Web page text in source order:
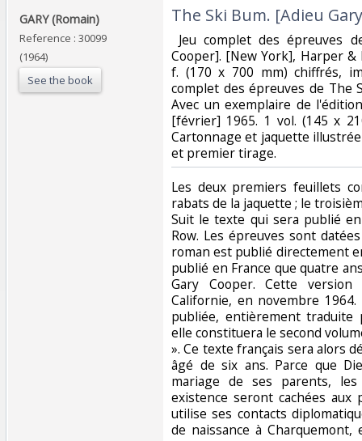
‎GARY (Romain)‎
Reference : 30099
(1964)
See the book
‎The Ski Bum. [Adieu
Jeu complet des épreuves
Cooper]. [New York], Harper &
f. (170 x 700 mm) chiffrés,
complet des épreuves de The
Avec un exemplaire de
[février] 1965. 1 vol. (145 x
Cartonnage et jaquette
et premier tirage. ‎
‎Les deux premiers feuillets
rabats de la jaquette ; le
Suit le texte qui sera publié
Row. Les épreuves sont
roman est publié directement
publié en France que quatre
Gary Cooper. Cette
Californie, en novembre
publiée, entièrement traduite
elle constituera le second
». Ce texte français sera alors
âgé de six ans. Parce que
mariage de ses parents,
existence seront cachées aux
utilise ses contacts
de naissance à